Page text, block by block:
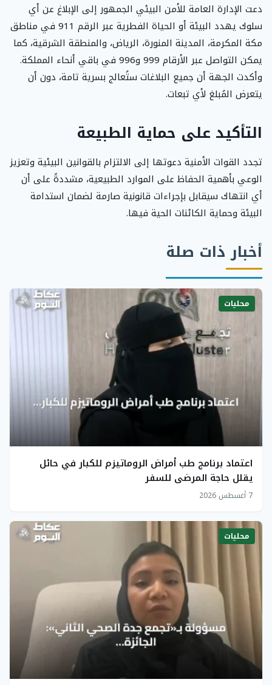
دعت الإدارة العامة للأمن البيئي الجمهور إلى الإبلاغ عن أي
سلوك يهدد البيئة أو الحياة الفطرية عبر الرقم 911 في مناطق
مكة المكرمة، المدينة المنورة، الرياض، والمنطقة الشرقية، كما
يمكن التواصل عبر الأرقام 999 و996 في باقي أنحاء المملكة.
وأكدت الجهة أن جميع البلاغات ستُعالج بسرية تامة، دون أن
يتعرض المُبلغ لأي تبعات.
التأكيد على حماية الطبيعة
تجدد القوات الأمنية دعوتها إلى الالتزام بالقوانين البيئية وتعزيز
الوعي بأهمية الحفاظ على الموارد الطبيعية، مشددةً على أن
أي انتهاك سيقابل بإجراءات قانونية صارمة لضمان استدامة
البيئة وحماية الكائنات الحية فيها.
أخبار ذات صلة
محليات
اعتماد برنامج طب أمراض الروماتيزم للكبار في حائل
يقلل حاجة المرضى للسفر
7 أغسطس 2026
محليات